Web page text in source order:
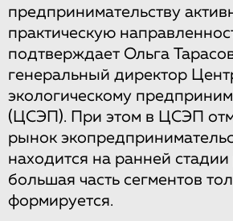
предпринимательству
практическую
подтверждает Ольга
генеральный директор
экологическому
(ЦСЭП). При этом в ЦСЭП
рынок
находится на ранней стадии
большая часть сегментов
формируется.